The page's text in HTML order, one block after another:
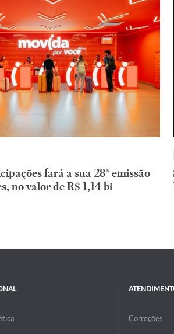
fará a sua 28ª emissão
no valor de R$ 1,14 bi
Correções